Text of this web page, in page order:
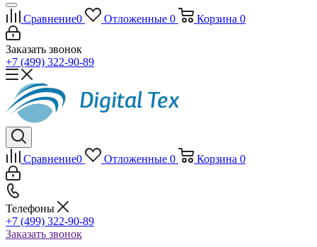
Сравнение0 Отложенные 0 Корзина 0
Заказать звонок
+7 (499) 322-90-89
Сравнение0 Отложенные 0 Корзина 0
Телефоны
+7 (499) 322-90-89
Заказать звонок